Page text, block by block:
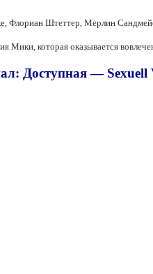
Флориан Штеттер, Мерлин
Мики, которая оказывается
Доступная — Sexuell